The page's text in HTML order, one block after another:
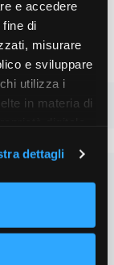
e accedere
di
misurare
e sviluppare
utilizza i
in materia di
in qualsiasi
facendo clic
dettagli